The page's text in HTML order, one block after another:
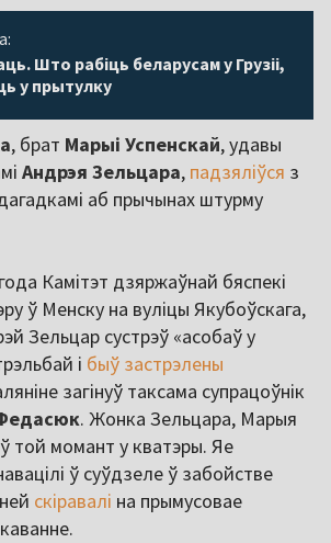
Што рабіць беларусам у Грузіі,
у прытулку
, брат Марыі Успенскай, удавы
Андрэя Зельцара, падзяліўся з
аб прычынах штурму
Камітэт дзяржаўнай бяспекі
ў Менску на вуліцы Якубоўскага,
Зельцар сустрэў «асобаў у
і быў застрэлены
загінуў таксама супрацоўнік
. Жонка Зельцара, Марыя
той момант у кватэры. Яе
ў суўдзеле ў забойстве
скіравалі на прымусовае